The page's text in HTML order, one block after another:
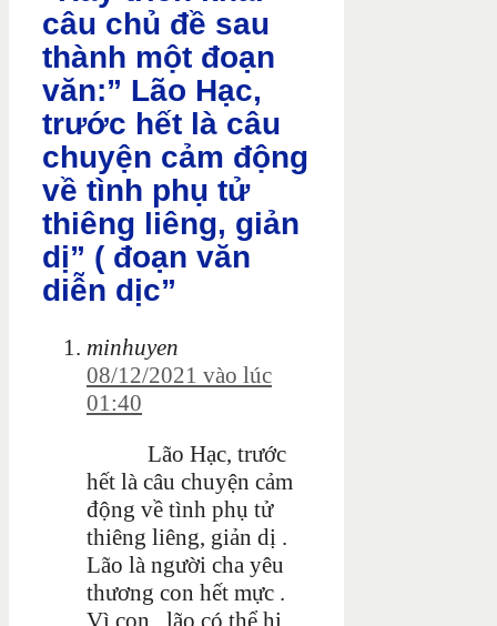
câu chủ đề sau
thành một đoạn
văn:” Lão Hạc,
trước hết là câu
chuyện cảm động
về tình phụ tử
thiêng liêng, giản
dị” ( đoạn văn
diễn dịc”
minhuyen
08/12/2021 vào lúc
01:40
Lão Hạc, trước
hết là câu chuyện cảm
động về tình phụ tử
thiêng liêng, giản dị .
Lão là người cha yêu
thương con hết mực .
Vì con , lão có thể hi